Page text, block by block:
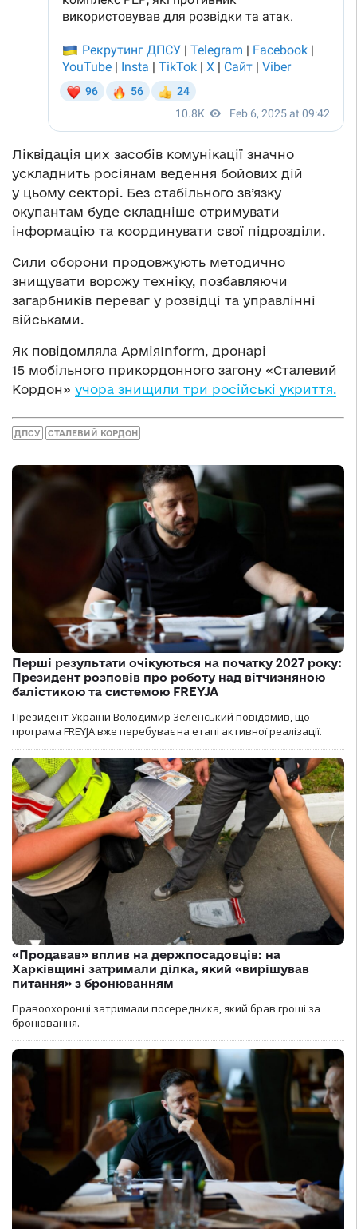
Ліквідація цих засобів комунікації значно
ускладнить росіянам ведення бойових дій
у цьому секторі. Без стабільного зв’язку
окупантам буде складніше отримувати
інформацію та координувати свої підрозділи.
Сили оборони продовжують методично
знищувати ворожу техніку, позбавляючи
загарбників переваг у розвідці та управлінні
військами.
Як повідомляла АрміяInform, дронарі
15 мобільного прикордонного загону «Сталевий
Кордон» учора знищили три російські укриття.
ДПСУ СТАЛЕВИЙ КОРДОН
Перші результати очікуються на початку 2027 року:
Президент розповів про роботу над вітчизняною
балістикою та системою FREYJA
Президент України Володимир Зеленський повідомив, що
програма FREYJA вже перебуває на етапі активної реалізації.
«Продавав» вплив на держпосадовців: на
Харківщині затримали ділка, який «вирішував
питання» з бронюванням
Правоохоронці затримали посередника, який брав гроші за
бронювання.